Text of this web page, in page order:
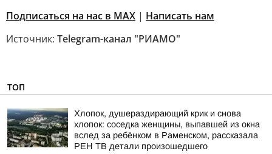
Подписаться на нас в MAX | Написать нам
Источник: Telegram-канал "РИАМО"
ТОП
Хлопок, душераздирающий крик и снова
хлопок: соседка женщины, выпавшей из окна
вслед за ребёнком в Раменском, рассказала
РЕН ТВ детали произошедшего